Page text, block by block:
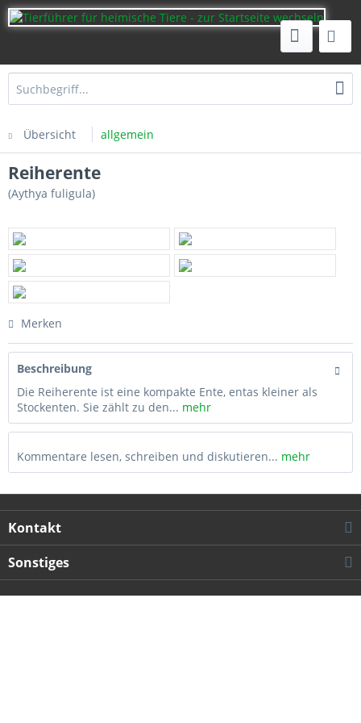
Übersicht allgemein
Reiherente
(Aythya fuligula)
Merken
Beschreibung
Die Reiherente ist eine kompakte Ente, entas kleiner als
Stockenten. Sie zählt zu den... mehr
Kommentare lesen, schreiben und diskutieren... mehr
Kontakt
Sonstiges